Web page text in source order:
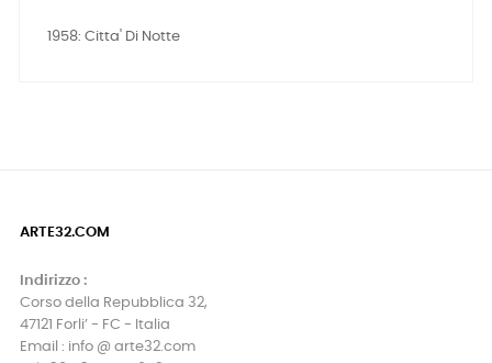
1958: Citta' Di Notte
ARTE32.COM
Indirizzo :
Corso della Repubblica 32,
47121 Forli’ - FC - Italia
Email : info @ arte32.com